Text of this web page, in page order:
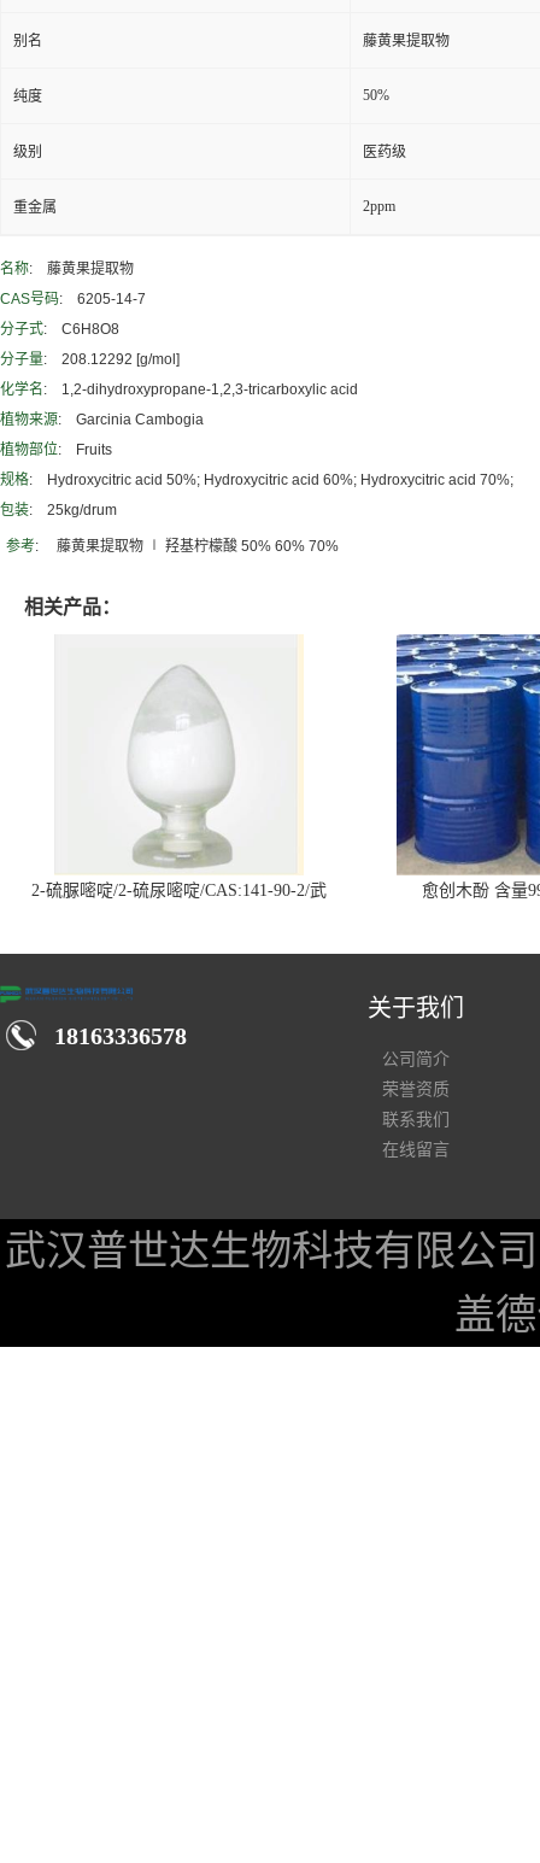
别名 藤黄果提取物
纯度 50%
级别 医药级
重金属 2ppm
名称: 藤黄果提取物
CAS号码: 6205-14-7
分子式: C6H8O8
分子量: 208.12292 [g/mol]
化学名: 1,2-dihydroxypropane-1,2,3-tricarboxylic acid
植物来源: Garcinia Cambogia
植物部位: Fruits
规格: Hydroxycitric acid 50%; Hydroxycitric acid 60%; Hydroxycitric acid 70%;
包装: 25kg/drum
参考: 藤黄果提取物 ∣ 羟基柠檬酸 50% 60% 70%
相关产品：
2-硫脲嘧啶/2-硫尿嘧啶/CAS:141-90-2/武
愈创木酚 含量
18163336578
关于我们
公司简介
荣誉资质
联系我们
在线留言
武汉普世达生物科技有限公司
盖